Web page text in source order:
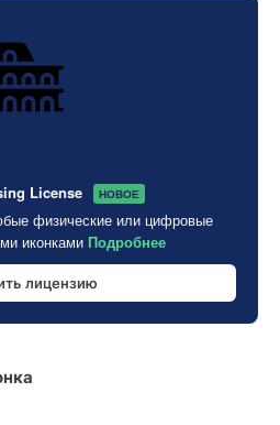
License НОВОЕ
физические или цифровые
иконками Подробнее
лицензию